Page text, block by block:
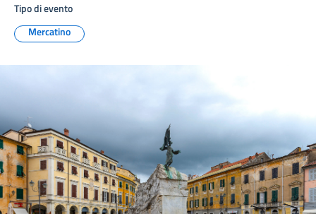
Tipo di evento
Mercatino